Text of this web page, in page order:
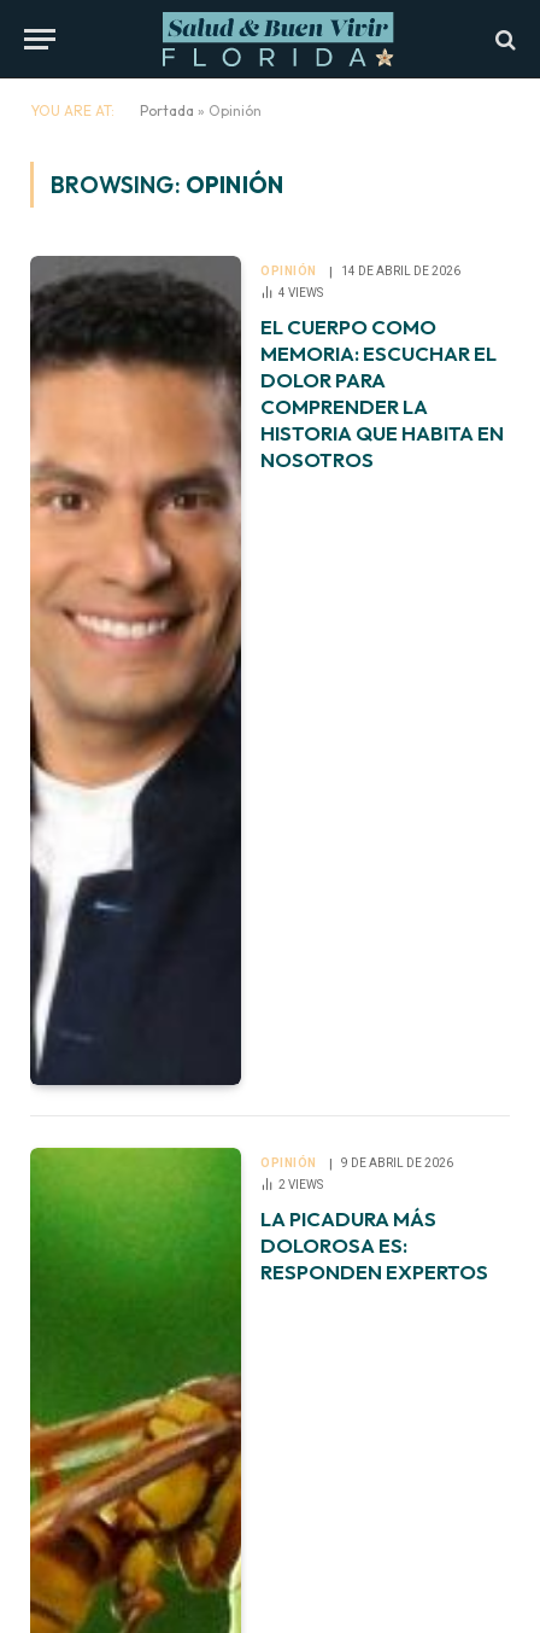
YOU ARE AT: Portada » Opinión
BROWSING: OPINIÓN
OPINIÓN
14 DE ABRIL DE 2026
4VIEWS
EL CUERPO COMO
MEMORIA: ESCUCHAR EL
DOLOR PARA
COMPRENDER LA
HISTORIA QUE HABITA EN
NOSOTROS
OPINIÓN
9 DE ABRIL DE 2026
2VIEWS
LA PICADURA MÁS
DOLOROSA ES:
RESPONDEN EXPERTOS